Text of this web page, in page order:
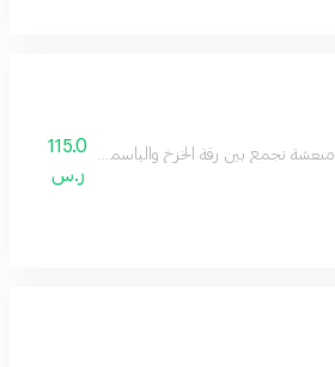
تجمع بين رقة الخزخ والياسمين عبير الفل
115.0
ر.س